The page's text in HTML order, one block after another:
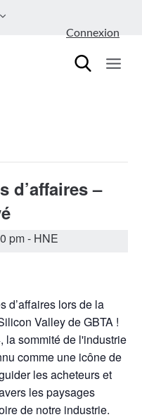
LE
Connexion
d’affaires –
pm- HNE
d’affaires lors de la
Valley de GBTA !
la sommité de l'industrie
comme une icône de
les acheteurs et
les paysages
de notre industrie.